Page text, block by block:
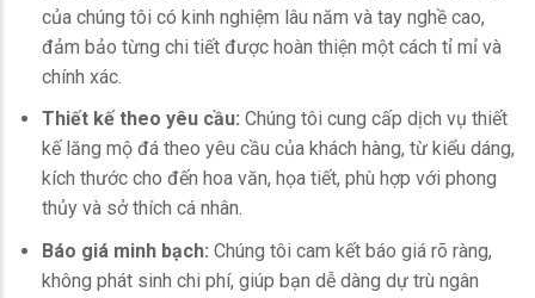
của chúng tôi có kinh nghiệm lâu năm và tay nghề cao,
đảm bảo từng chi tiết được hoàn thiện một cách tỉ mỉ và
chính xác.
Thiết kế theo yêu cầu: Chúng tôi cung cấp dịch vụ thiết
kế lăng mộ đá theo yêu cầu của khách hàng, từ kiểu dáng,
kích thước cho đến hoa văn, họa tiết, phù hợp với phong
thủy và sở thích cá nhân.
Báo giá minh bạch: Chúng tôi cam kết báo giá rõ ràng,
không phát sinh chi phí, giúp bạn dễ dàng dự trù ngân